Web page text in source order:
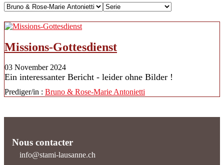
Missions-Gottesdienst
03 November 2024
Ein interessanter Bericht - leider ohne Bilder !
Prediger/in : Bruno & Rose-Marie Antonietti
Nous contacter
info@stami-lausanne.ch